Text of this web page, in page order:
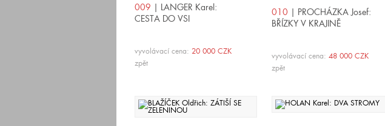
009 | LANGER Karel:
CESTA DO VSI
vyvolávací cena: 20 000 CZK
zpět
010 | PROCHÁZKA Josef:
BŘÍZKY V KRAJINĚ
vyvolávací cena: 48 000 CZK
zpět